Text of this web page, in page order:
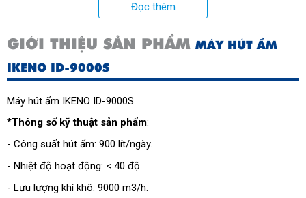
Kích thước máy (mm) 1400x645x1900
Công suất (W) 13950
Xuất xứ Nhật Bản
Trọng lượng sản phẩm (kg)
Không khí lưu hành (m3/giờ)
Công suất hút ẩm (l/ngày)
Đọc thêm
GIỚI THIỆU SẢN PHẨM MÁY HÚT ẨM
IKENO ID-9000S
Máy hút ẩm IKENO ID-9000S
*Thông số kỹ thuật sản phẩm:
- Công suất hút ẩm: 900 lít/ngày.
- Nhiệt độ hoạt động: < 40 độ.
- Lưu lượng khí khô: 9000 m3/h.